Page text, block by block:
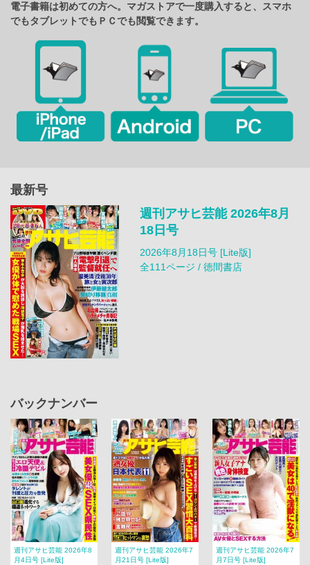
電子書籍は初めての方へ。マガストアで一度購入すると、スマホ
でもタブレットでもＰＣでも閲覧できます。
最新号
週刊アサヒ芸能 2026年8月
18日号
2026年8月18日号 [Lite版]
全111ページ / 徳間書店
バックナンバー
週刊アサヒ芸能 2026年8
月4日号 [Lite版]
週刊アサヒ芸能 2026年7
月21日号 [Lite版]
週刊アサヒ芸能 2026年7
月7日号 [Lite版]